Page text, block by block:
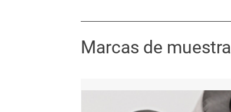
Marcas de muestra